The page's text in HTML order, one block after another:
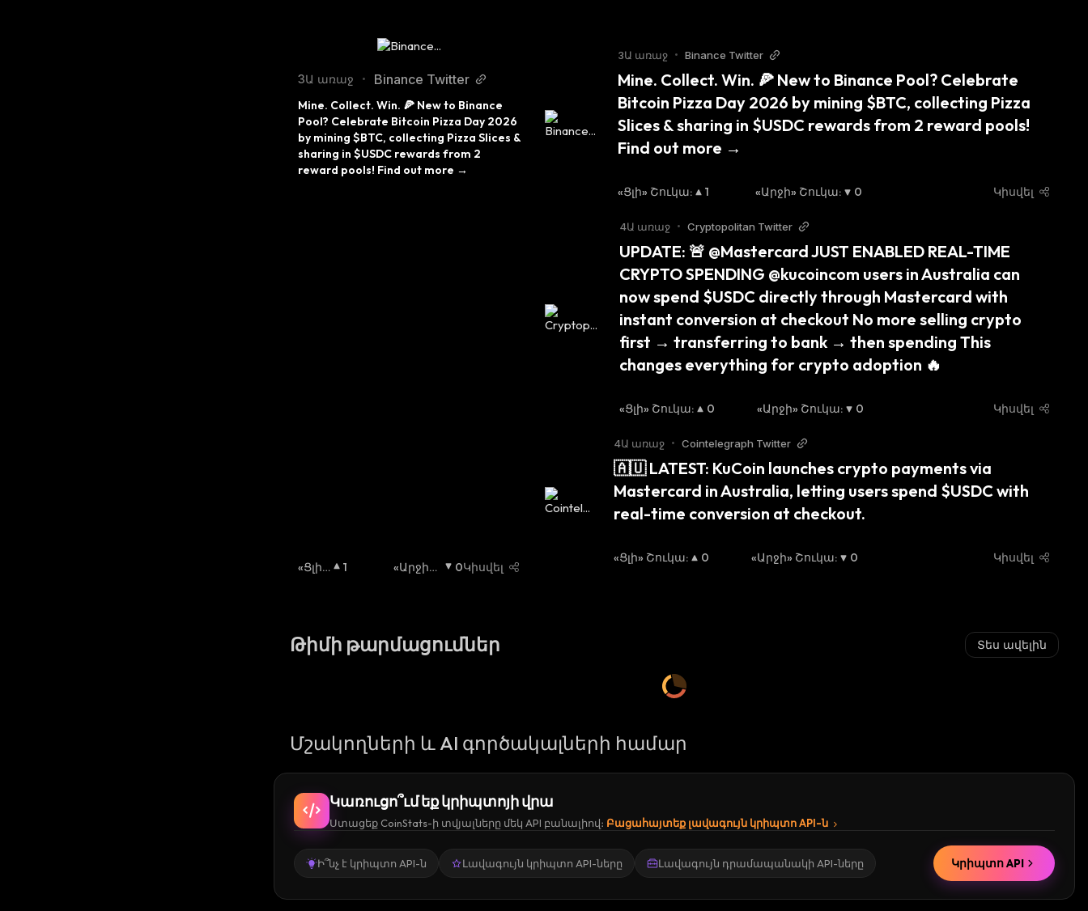
3Ա առաջ • Binance Twitter
Mine. Collect. Win. 🍕 New to Binance
Pool? Celebrate Bitcoin Pizza Day 2026
by mining $BTC, collecting Pizza Slices &
sharing in $USDC rewards from 2
reward pools! Find out more →
«Ցլի»
1
«Արջի»
0Կիսվել
3Ա առաջ • Binance Twitter
Mine. Collect. Win. 🍕 New to Binance Pool? Celebrate
Bitcoin Pizza Day 2026 by mining $BTC, collecting Pizza
Slices & sharing in $USDC rewards from 2 reward pools!
Find out more →
«Ցլի» Շուկա: 1 «Արջի» Շուկա: 0 Կիսվել
4Ա առաջ • Cryptopolitan Twitter
UPDATE: 🚨 @Mastercard JUST ENABLED REAL-TIME
CRYPTO SPENDING @kucoincom users in Australia can
now spend $USDC directly through Mastercard with
instant conversion at checkout No more selling crypto
first → transferring to bank → then spending This
changes everything for crypto adoption 🔥
«Ցլի» Շուկա: 0 «Արջի» Շուկա: 0 Կիսվել
4Ա առաջ • Cointelegraph Twitter
🇦🇺 LATEST: KuCoin launches crypto payments via
Mastercard in Australia, letting users spend $USDC with
real-time conversion at checkout.
«Ցլի» Շուկա: 0 «Արջի» Շուկա: 0 Կիսվել
Թիմի թարմացումներ Տես ավելին
Մշակողների և AI գործակալների համար
Կառուցո՞ւմ եք կրիպտոյի վրա
Ստացեք CoinStats-ի տվյալները մեկ API բանալիով։ Բացահայտեք լավագույն կրիպտո API-ն
Ի՞նչ է կրիպտո API-ն Լավագույն կրիպտո API-ները Լավագույն դրամապանակի API-ները Կրիպտո API